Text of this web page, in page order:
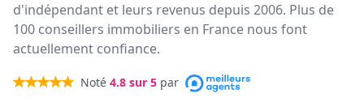
d'indépendant et leurs revenus depuis 2006. Plus de
100 conseillers immobiliers en France nous font
actuellement confiance.
Noté 4.8 sur 5 par